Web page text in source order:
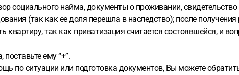
социального найма, документы о проживании,
(так как ее доля перешла в наследство); после
так как приватизация считается состоявшейся, и
ему “+”.
по ситуации или подготовка документов, Вы можете